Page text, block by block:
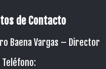
de Contacto
Baena Vargas – Director
Teléfono: